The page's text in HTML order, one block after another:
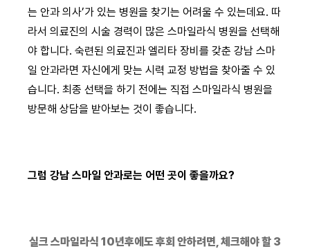
는 안과 의사’가 있는 병원을 찾기는 어려울 수 있는데요. 따
라서 의료진의 시술 경력이 많은 스마일라식 병원을 선택해
야 합니다. 숙련된 의료진과 엘리타 장비를 갖춘 강남 스마
일 안과라면 자신에게 맞는 시력 교정 방법을 찾아줄 수 있
습니다. 최종 선택을 하기 전에는 직접 스마일라식 병원을
방문해 상담을 받아보는 것이 좋습니다.
그럼 강남 스마일 안과로는 어떤 곳이 좋을까요?
실크 스마일라식 10년후에도 후회 안하려면, 체크해야 할 3